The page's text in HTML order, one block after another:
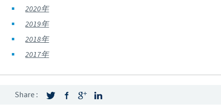
2020年
2019年
2018年
2017年
Share :